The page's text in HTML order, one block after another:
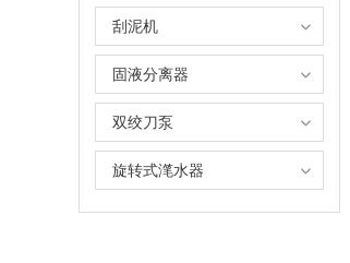
刮泥机
固液分离器
双绞刀泵
旋转式滗水器